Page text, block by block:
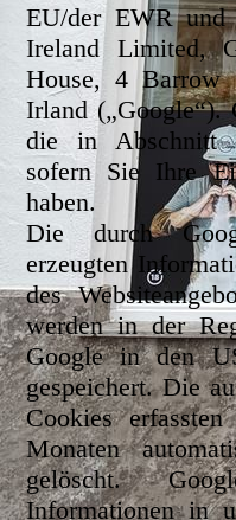
EU/der EWR
Ireland Limited,
House, 4
Irland („Google“).
die in Abschnitt
sofern Sie Ihre
haben.
Die durch
erzeugten
des
werden in der
Google in den
gespeichert. Die
Cookies
Monaten
gelöscht.
Informationen in